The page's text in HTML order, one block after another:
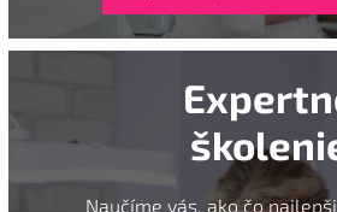
Naučíme vás, ako čo